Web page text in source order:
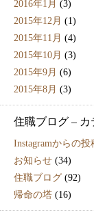
2016年1月 (3)
2015年12月 (1)
2015年11月 (4)
2015年10月 (3)
2015年9月 (6)
2015年8月 (3)
住職ブログ – カ
Instagramからの投
お知らせ (34)
住職ブログ (92)
帰命の塔 (16)